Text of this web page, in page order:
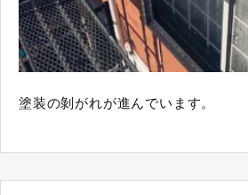
塗装の剝がれが進んでいます。